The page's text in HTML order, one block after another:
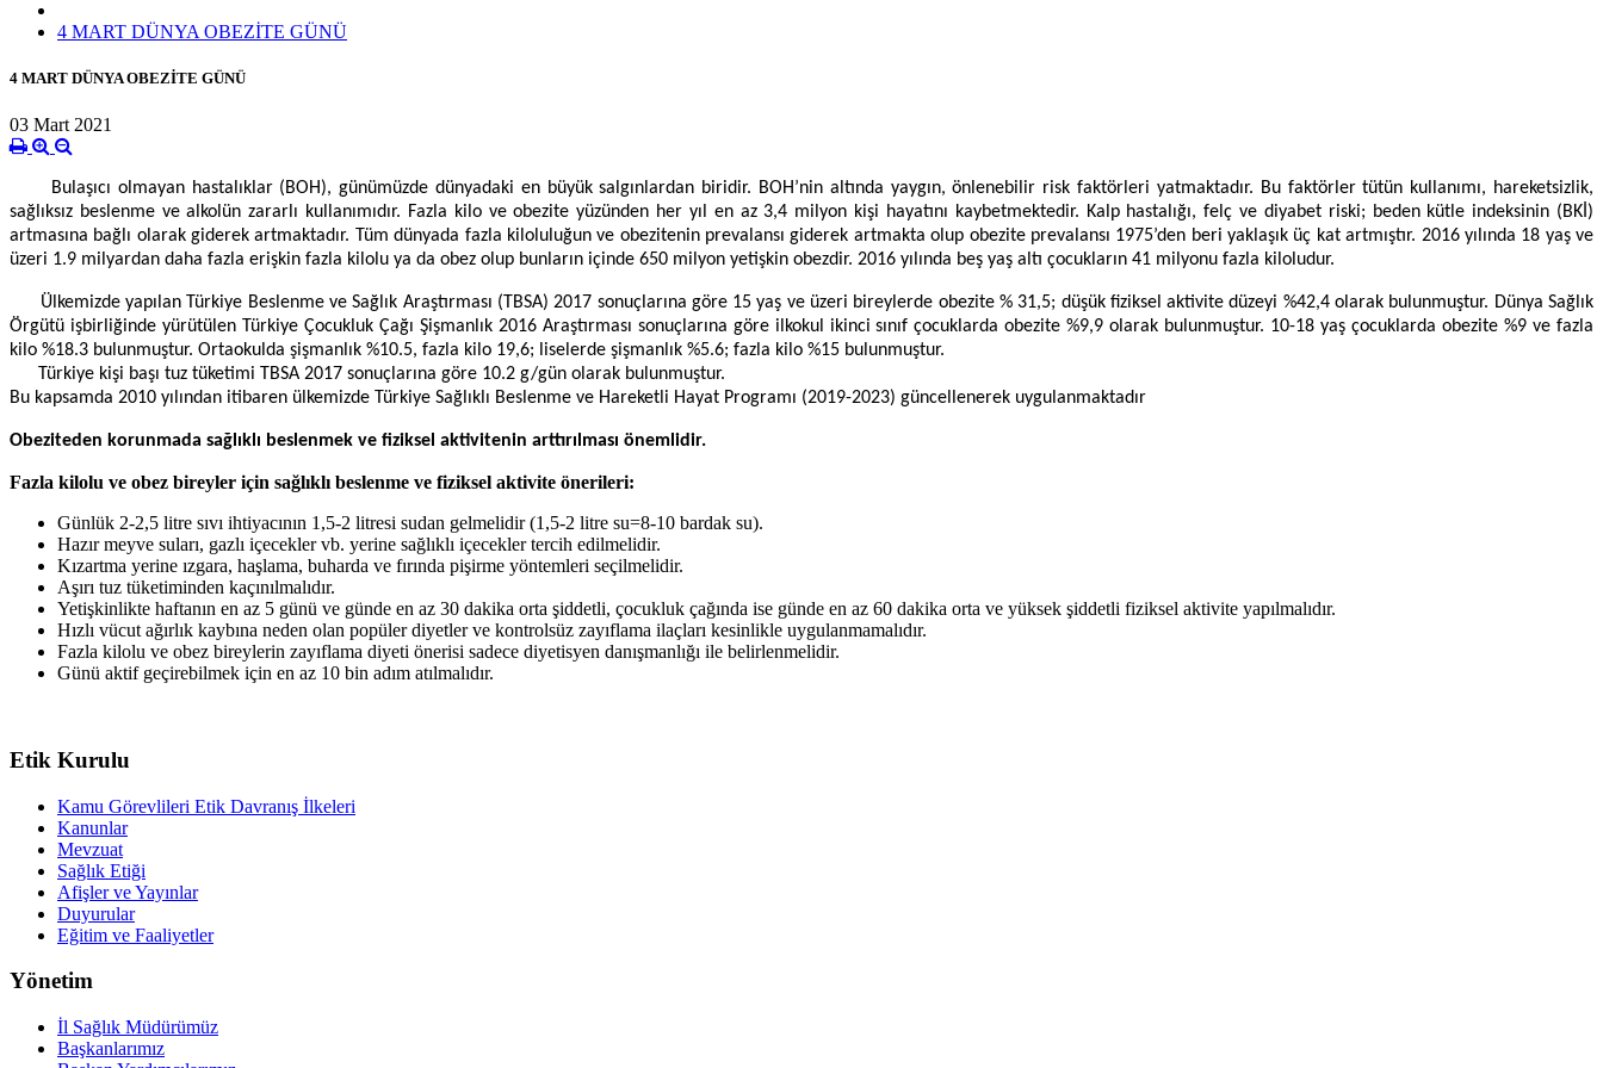
4 MART DÜNYA OBEZİTE GÜNÜ
4 MART DÜNYA OBEZİTE GÜNÜ
03 Mart 2021
Bulaşıcı olmayan hastalıklar (BOH), günümüzde dünyadaki en büyük salgınlardan biridir. BOH’nin altında yaygın, önlenebilir risk faktörleri yatmaktadır. Bu faktörler tütün kullanımı, hareketsizlik,
sağlıksız beslenme ve alkolün zararlı kullanımıdır. Fazla kilo ve obezite yüzünden her yıl en az 3,4 milyon kişi hayatını kaybetmektedir. Kalp hastalığı, felç ve diyabet riski; beden kütle indeksinin (BKİ)
artmasına bağlı olarak giderek artmaktadır. Tüm dünyada fazla kiloluluğun ve obezitenin prevalansı giderek artmakta olup obezite prevalansı 1975’den beri yaklaşık üç kat artmıştır. 2016 yılında 18 yaş ve
üzeri 1.9 milyardan daha fazla erişkin fazla kilolu ya da obez olup bunların içinde 650 milyon yetişkin obezdir. 2016 yılında beş yaş altı çocukların 41 milyonu fazla kiloludur.
Ülkemizde yapılan Türkiye Beslenme ve Sağlık Araştırması (TBSA) 2017 sonuçlarına göre 15 yaş ve üzeri bireylerde obezite % 31,5; düşük fiziksel aktivite düzeyi %42,4 olarak bulunmuştur. Dünya Sağlık
Örgütü işbirliğinde yürütülen Türkiye Çocukluk Çağı Şişmanlık 2016 Araştırması sonuçlarına göre ilkokul ikinci sınıf çocuklarda obezite %9,9 olarak bulunmuştur. 10-18 yaş çocuklarda obezite %9 ve fazla
kilo %18.3 bulunmuştur. Ortaokulda şişmanlık %10.5, fazla kilo 19,6; liselerde şişmanlık %5.6; fazla kilo %15 bulunmuştur.
Türkiye kişi başı tuz tüketimi TBSA 2017 sonuçlarına göre 10.2 g/gün olarak bulunmuştur.
Bu kapsamda 2010 yılından itibaren ülkemizde Türkiye Sağlıklı Beslenme ve Hareketli Hayat Programı (2019-2023) güncellenerek uygulanmaktadır
Obeziteden korunmada sağlıklı beslenmek ve fiziksel aktivitenin arttırılması önemlidir.
Fazla kilolu ve obez bireyler için sağlıklı beslenme ve fiziksel aktivite önerileri:
Günlük 2-2,5 litre sıvı ihtiyacının 1,5-2 litresi sudan gelmelidir (1,5-2 litre su=8-10 bardak su).
Hazır meyve suları, gazlı içecekler vb. yerine sağlıklı içecekler tercih edilmelidir.
Kızartma yerine ızgara, haşlama, buharda ve fırında pişirme yöntemleri seçilmelidir.
Aşırı tuz tüketiminden kaçınılmalıdır.
Yetişkinlikte haftanın en az 5 günü ve günde en az 30 dakika orta şiddetli, çocukluk çağında ise günde en az 60 dakika orta ve yüksek şiddetli fiziksel aktivite yapılmalıdır.
Hızlı vücut ağırlık kaybına neden olan popüler diyetler ve kontrolsüz zayıflama ilaçları kesinlikle uygulanmamalıdır.
Fazla kilolu ve obez bireylerin zayıflama diyeti önerisi sadece diyetisyen danışmanlığı ile belirlenmelidir.
Günü aktif geçirebilmek için en az 10 bin adım atılmalıdır.
Etik Kurulu
Kamu Görevlileri Etik Davranış İlkeleri
Kanunlar
Mevzuat
Sağlık Etiği
Afişler ve Yayınlar
Duyurular
Eğitim ve Faaliyetler
Yönetim
İl Sağlık Müdürümüz
Başkanlarımız